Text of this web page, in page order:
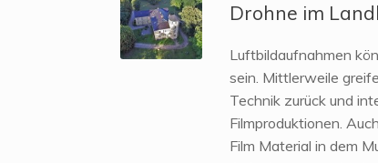
Drohne im
Luftbildaufnahmen
sein. Mittlerweile
Technik zurück und
Filmproduktionen.
Film Material in dem